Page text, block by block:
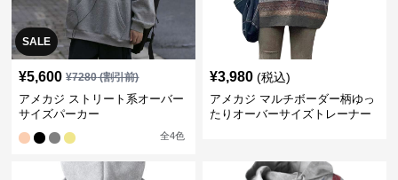
SALE
¥5,600 ¥7280(割引前)
アメカジ ストリート系オーバー
サイズパーカー
全4色
¥3,980 (税込)
アメカジ マルチボーダー柄ゆっ
たりオーバーサイズトレーナー